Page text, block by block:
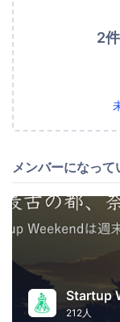
2
メンバーになって
Startup
212人